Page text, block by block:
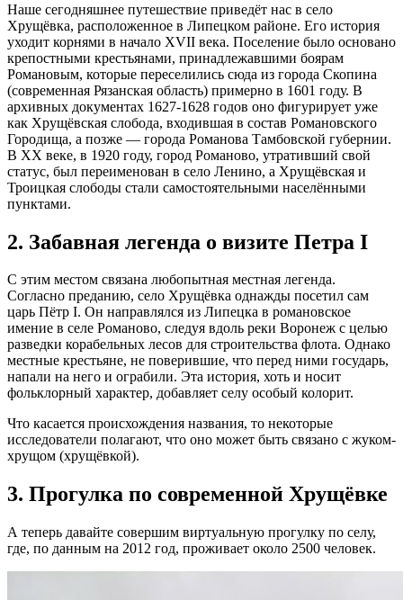
Наше сегодняшнее путешествие приведёт нас в село
Хрущёвка, расположенное в Липецком районе. Его история
уходит корнями в начало XVII века. Поселение было основано
крепостными крестьянами, принадлежавшими боярам
Романовым, которые переселились сюда из города Скопина
(современная Рязанская область) примерно в 1601 году. В
архивных документах 1627-1628 годов оно фигурирует уже
как Хрущёвская слобода, входившая в состав Романовского
Городища, а позже — города Романова Тамбовской губернии.
В XX веке, в 1920 году, город Романово, утративший свой
статус, был переименован в село Ленино, а Хрущёвская и
Троицкая слободы стали самостоятельными населёнными
пунктами.
2. Забавная легенда о визите Петра I
С этим местом связана любопытная местная легенда.
Согласно преданию, село Хрущёвка однажды посетил сам
царь Пётр I. Он направлялся из Липецка в романовское
имение в селе Романово, следуя вдоль реки Воронеж с целью
разведки корабельных лесов для строительства флота. Однако
местные крестьяне, не поверившие, что перед ними государь,
напали на него и ограбили. Эта история, хоть и носит
фольклорный характер, добавляет селу особый колорит.
Что касается происхождения названия, то некоторые
исследователи полагают, что оно может быть связано с жуком-
хрущом (хрущёвкой).
3. Прогулка по современной Хрущёвке
А теперь давайте совершим виртуальную прогулку по селу,
где, по данным на 2012 год, проживает около 2500 человек.